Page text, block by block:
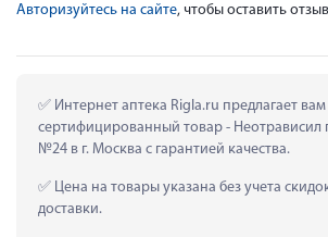
Авторизуйтесь на сайте, чтобы оставить отзыв
Интернет аптека Rigla.ru предлагает
сертифицированный товар - Неотрависил
№24 в г. Москва с гарантией качества.
Цена на товары указана без учета
доставки.